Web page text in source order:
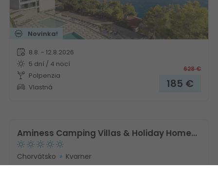
Novinka!
8.8. - 12.8.2026
5 dní / 4 nocí
Polpenzia
Vlastná
628€
185 €
Aminess Camping Villas & Holiday Homes Avalona
Chorvátsko Kvarner